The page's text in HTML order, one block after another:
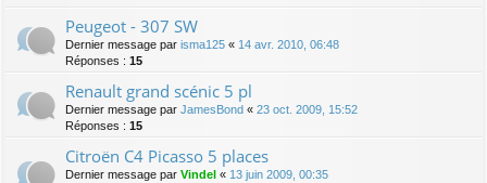
Peugeot - 307 SW
Dernier message par isma125 « 14 avr. 2010, 06:48
Réponses : 15
Renault grand scénic 5 pl
Dernier message par JamesBond « 23 oct. 2009, 15:52
Réponses : 15
Citroën C4 Picasso 5 places
Dernier message par Vindel « 13 juin 2009, 00:35